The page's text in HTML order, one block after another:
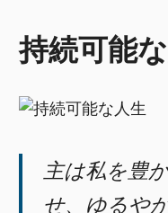
持続可能
主は私を豊
せ、ゆるや